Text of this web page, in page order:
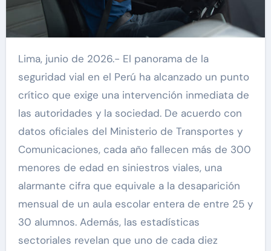
Lima, junio de 2026.- El panorama de la
seguridad vial en el Perú ha alcanzado un punto
crítico que exige una intervención inmediata de
las autoridades y la sociedad. De acuerdo con
datos oficiales del Ministerio de Transportes y
Comunicaciones, cada año fallecen más de 300
menores de edad en siniestros viales, una
alarmante cifra que equivale a la desaparición
mensual de un aula escolar entera de entre 25 y
30 alumnos. Además, las estadísticas
sectoriales revelan que uno de cada diez